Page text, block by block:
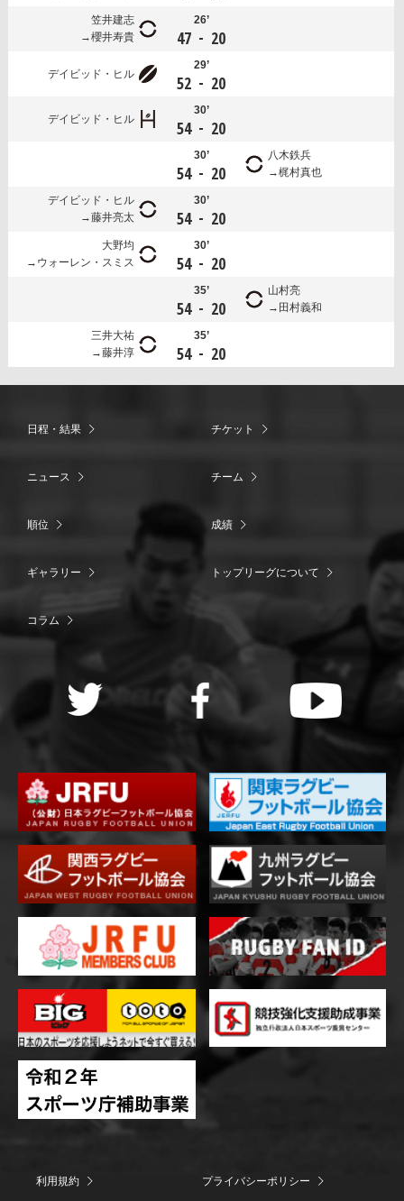
笠井建志
櫻井寿貴
26’
47 - 20
デイビッド・ヒル
29’
52 - 20
デイビッド・ヒル
30’
54 - 20
30’
54 - 20
八木鉄兵
梶村真也
デイビッド・ヒル
藤井亮太
30’
54 - 20
大野均
ウォーレン・スミス
30’
54 - 20
35’
54 - 20
山村亮
田村義和
三井大祐
藤井淳
35’
54 - 20
日程・結果 チケット
ニュース チーム
順位 成績
ギャラリー トップリーグについて
コラム
利用規約
プライバシーポリシー